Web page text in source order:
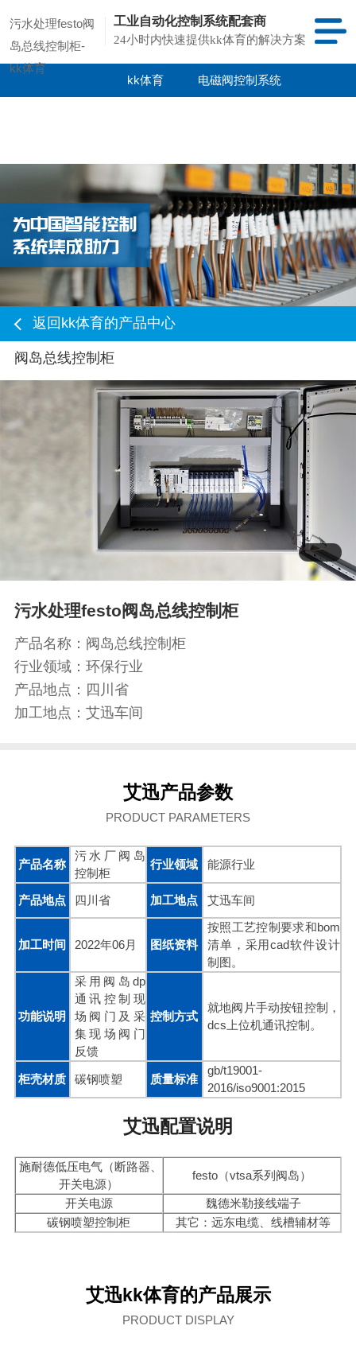
污水处理festo阀
岛总线控制柜-
kk体育
工业自动化控制系统配套商
24小时内快速提供kk体育的解决方案
kk体育 电磁阀控制系统
返回kk体育的产品中心
阀岛总线控制柜
污水处理festo阀岛总线控制柜
产品名称：阀岛总线控制柜
行业领域：环保行业
产品地点：四川省
加工地点：艾迅车间
艾迅产品参数
PRODUCT PARAMETERS
产品名称
污水厂阀岛
控制柜
行业领域 能源行业
产品地点 四川省 加工地点 艾迅车间
加工时间 2022年06月 图纸资料
按照工艺控制要求和bom
清单，采用cad软件设计
制图。
功能说明
采用阀岛dp
通讯控制现
场阀门及采
集现场阀门
反馈
控制方式
就地阀片手动按钮控制，
dcs上位机通讯控制。
柜壳材质 碳钢喷塑 质量标准
gb/t19001-
2016/iso9001:2015
艾迅配置说明
施耐德低压电气（断路器、
开关电源）
festo（vtsa系列阀岛）
开关电源
魏德米勒接线端子
碳钢喷塑控制柜
其它：远东电缆、线槽辅材等
艾迅kk体育的产品展示
PRODUCT DISPLAY